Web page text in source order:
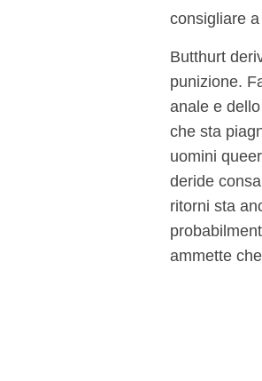
consigliare
Butthurt
punizione.
anale e
che sta
uomini
deride
ritorni sta
ammette